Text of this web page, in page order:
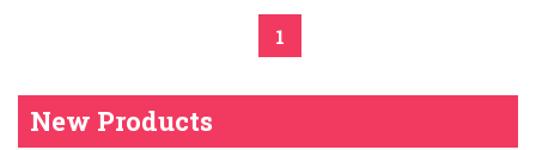
1
New Products